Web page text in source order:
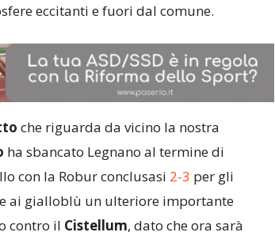
eccitanti e fuori dal comune.
che riguarda da vicino la nostra
ha sbancato Legnano al termine di
con la Robur conclusasi 2-3 per gli
ai gialloblù un ulteriore importante
contro il Cistellum, dato che ora sarà